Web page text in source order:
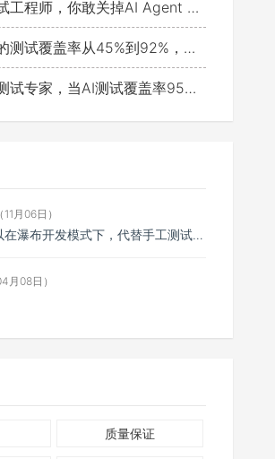
师，你敢关掉AI Agent 一小时吗？
盖率从45%到92%，故障率反而涨了15%
覆盖率95%时，缺陷漏报率反而更高了：判断力退化的真相是什么？
月06日）
自动化测试也可以在瀑布开发模式下，代替手工测试，自动执行测试
月08日）
质量保证